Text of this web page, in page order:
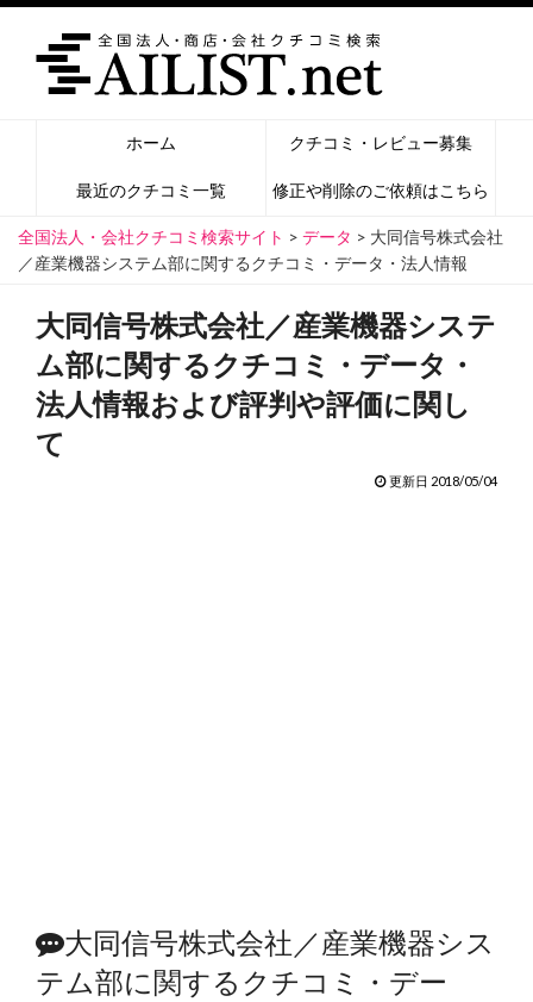
ホーム クチコミ・レビュー募集
最近のクチコミ一覧 修正や削除のご依頼はこちら
全国法人・会社クチコミ検索サイト > データ > 大同信号株式会社
／産業機器システム部に関するクチコミ・データ・法人情報
大同信号株式会社／産業機器システ
ム部に関するクチコミ・データ・
法人情報および評判や評価に関し
て
更新日 2018/05/04
大同信号株式会社／産業機器シス
テム部に関するクチコミ・デー